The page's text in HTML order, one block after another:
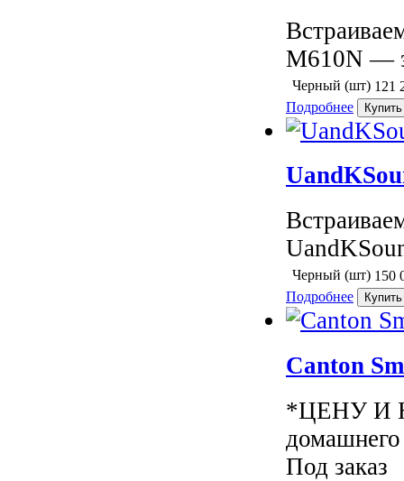
M610N —
Черный (шт) 121
Подробнее
Черный (шт) 150
Подробнее
Canton
*ЦЕНУ И
Под заказ